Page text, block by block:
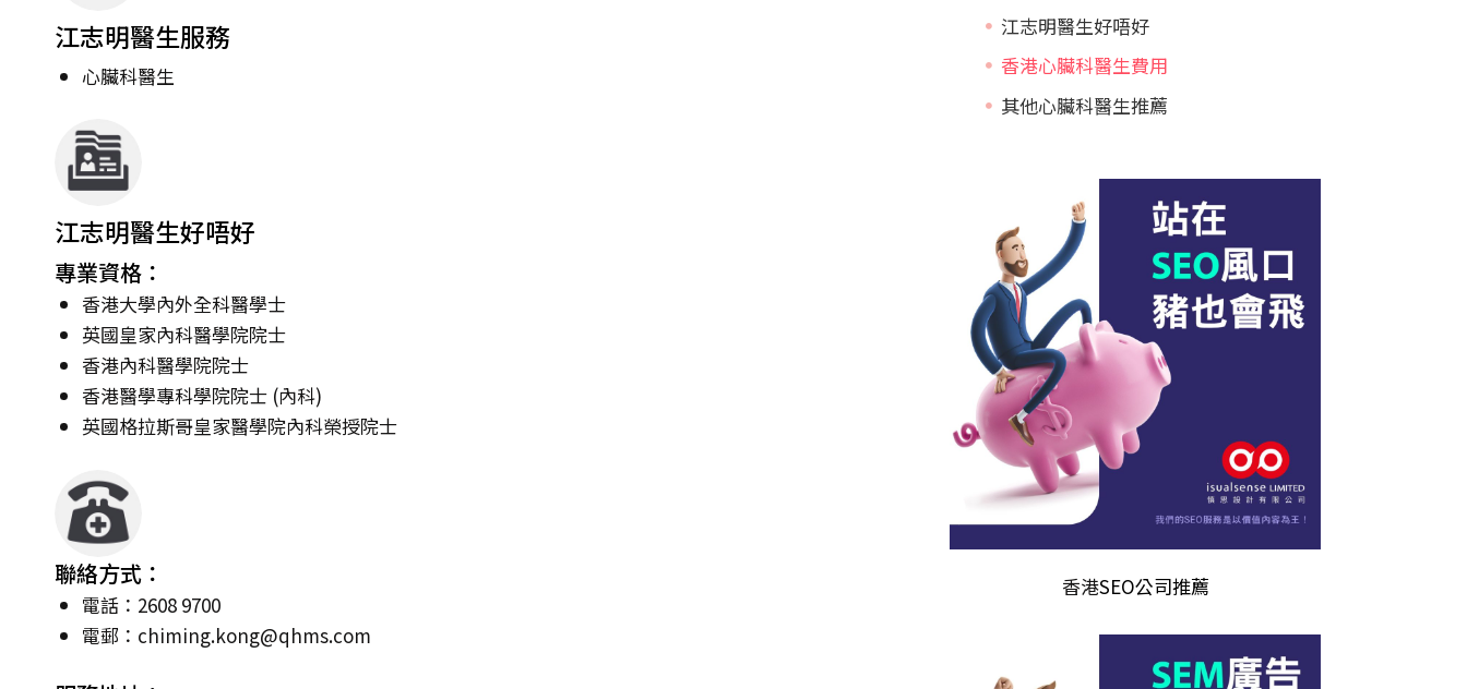
江志明醫生服務
心臟科醫生
江志明醫生好唔好
專業資格：
香港大學內外全科醫學士
英國皇家內科醫學院院士
香港內科醫學院院士
香港醫學專科學院院士 (內科)
英國格拉斯哥皇家醫學院內科榮授院士
聯絡方式：
電話：2608 9700
電郵： chiming.kong@qhms.com
江志明醫生好唔好
香港心臟科醫生費用
其他心臟科醫生推薦
香港SEO公司推薦